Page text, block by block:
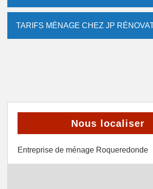
TARIFS MÉNAGE CHEZ JP
Nous localiser
Entreprise de ménage Roqueredonde